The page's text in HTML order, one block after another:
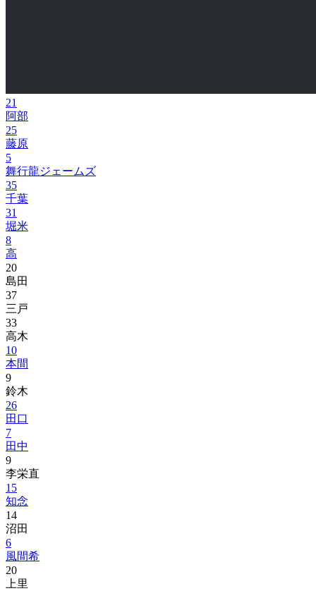
21
阿部
25
藤原
5
舞行龍ジェームズ
35
千葉
31
堀米
8
高
20
島田
37
三戸
33
高木
10
本間
9
鈴木
26
田口
7
田中
9
李栄直
15
知念
14
沼田
6
風間希
20
上里